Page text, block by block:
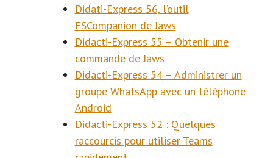
Didati-Express 56, l’outil
FSCompanion de Jaws
Didacti-Express 55 – Obtenir une
commande de Jaws
Didacti-Express 54 – Administrer un
groupe WhatsApp avec un téléphone
Android
Didacti-Express 52 : Quelques
raccourcis pour utiliser Teams